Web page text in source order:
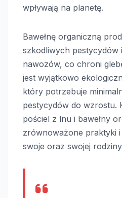
wpływają na planetę.
Bawełnę organiczną
szkodliwych pestycydów
nawozów, co chroni
jest wyjątkowo
który potrzebuje
pestycydów do wzrostu.
pościel z lnu i bawełny
zrównoważone praktyki
swoje oraz swojej